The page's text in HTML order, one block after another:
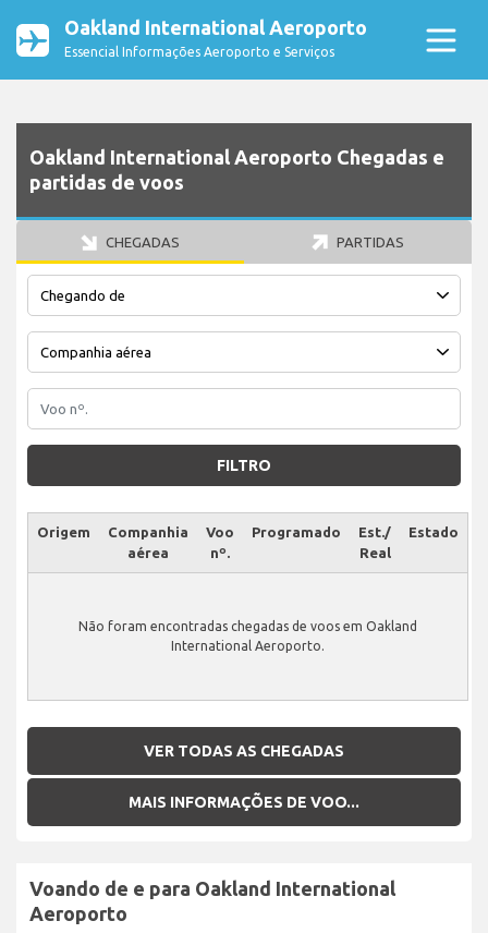
Oakland International Aeroporto
Essencial Informações Aeroporto e Serviços
Oakland International Aeroporto Chegadas e
partidas de voos
CHEGADAS PARTIDAS
FILTRO
Origem
Companhia
aérea
Voo
nº.
Programado
Est./
Real
Estado
Não foram encontradas chegadas de voos em Oakland
International Aeroporto.
VER TODAS AS CHEGADAS
MAIS INFORMAÇÕES DE VOO...
Voando de e para Oakland International
Aeroporto